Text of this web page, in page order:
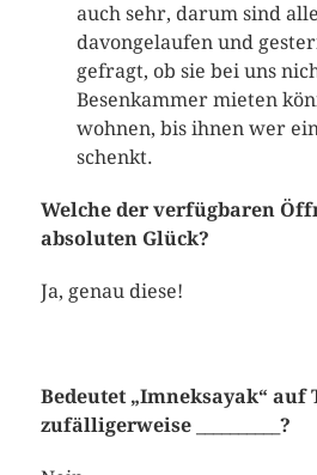
auch sehr, darum sind
davongelaufen und
gefragt, ob sie bei uns
Besenkammer mieten
wohnen, bis ihnen wer
schenkt.
Welche der verfügbaren
absoluten Glück?
Ja, genau diese!
Bedeutet „Imneksayak“
zufälligerweise __________?